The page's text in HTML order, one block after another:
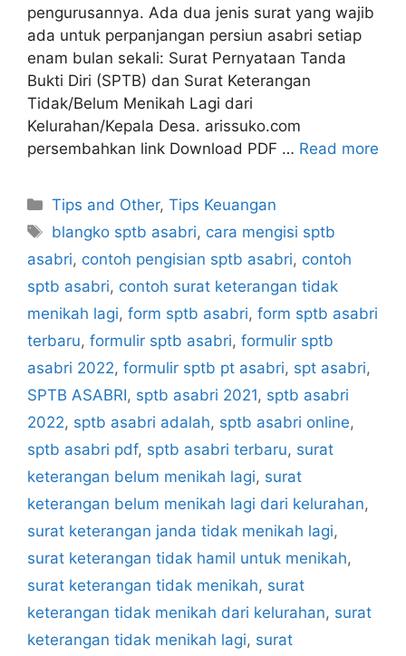
pengurusannya. Ada dua jenis surat yang wajib
ada untuk perpanjangan persiun asabri setiap
enam bulan sekali: Surat Pernyataan Tanda
Bukti Diri (SPTB) dan Surat Keterangan
Tidak/Belum Menikah Lagi dari
Kelurahan/Kepala Desa. arissuko.com
persembahkan link Download PDF … Read more
Categories
Tips and Other,Tips Keuangan
Tags
blangko sptb asabri, cara mengisi sptb
asabri, contoh pengisian sptb asabri, contoh
sptb asabri, contoh surat keterangan tidak
menikah lagi, form sptb asabri, form sptb asabri
terbaru, formulir sptb asabri, formulir sptb
asabri 2022, formulir sptb pt asabri, spt asabri,
SPTB ASABRI, sptb asabri 2021, sptb asabri
2022, sptb asabri adalah, sptb asabri online,
sptb asabri pdf, sptb asabri terbaru, surat
keterangan belum menikah lagi, surat
keterangan belum menikah lagi dari kelurahan,
surat keterangan janda tidak menikah lagi,
surat keterangan tidak hamil untuk menikah,
surat keterangan tidak menikah, surat
keterangan tidak menikah dari kelurahan, surat
keterangan tidak menikah lagi, surat